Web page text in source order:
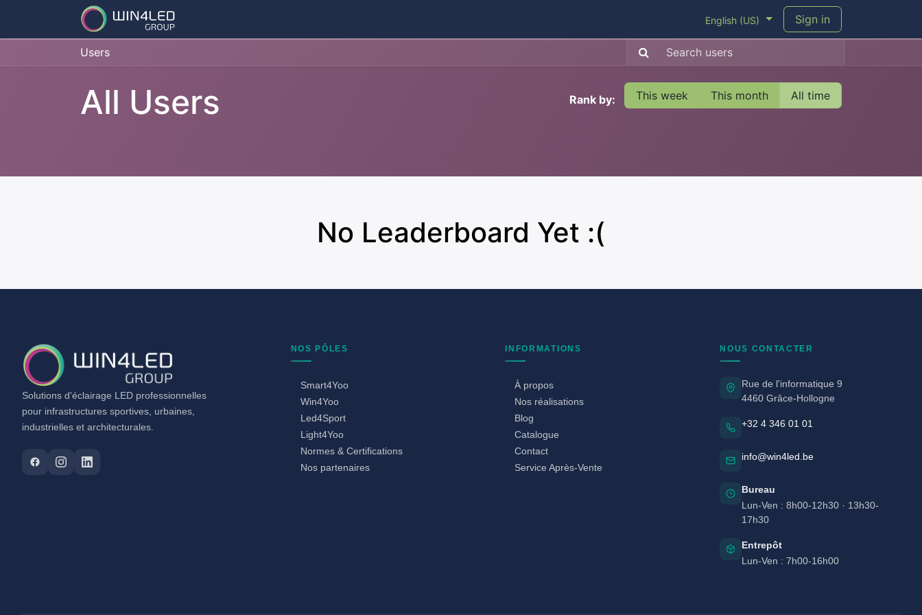
English (US) Sign in
Users
All Users Rank by: This week This month All time
No Leaderboard Yet :(
Solutions d'éclairage LED professionnelles
pour infrastructures sportives, urbaines,
industrielles et architecturales.
NOS PÔLES
Smart4Yoo
Win4Yoo
Led4Sport
Light4Yoo
Normes & Certifications
Nos partenaires
INFORMATIONS
À propos
Nos réalisations
Blog
Catalogue
Contact
Service Après-Vente
NOUS CONTACTER
Rue de l'informatique 9
4460 Grâce-Hollogne
+32 4 346 01 01
info@win4led.be
Bureau
Lun-Ven : 8h00-12h30 · 13h30-
17h30
Entrepôt
Lun-Ven : 7h00-16h00